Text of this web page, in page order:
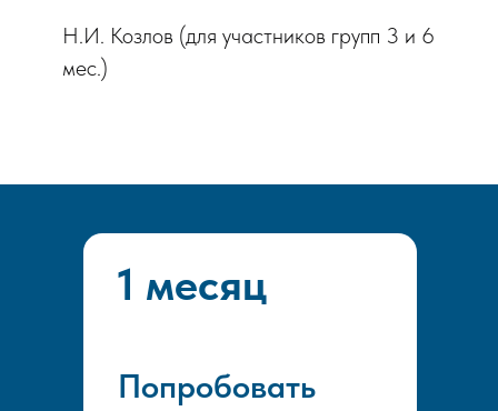
Н.И. Козлов (для участников групп 3 и 6
мес.)
1 месяц
Попробовать